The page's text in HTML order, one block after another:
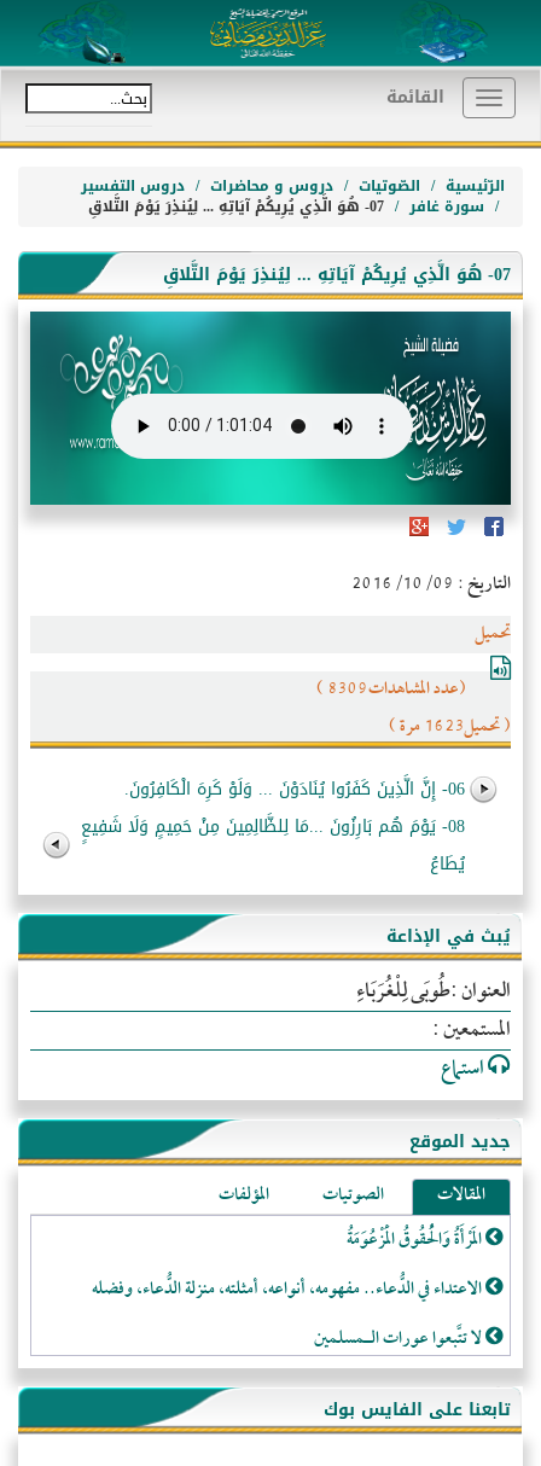
Toggle
navigation
القائمة
الرّئيسية الصّوتيات دروس و محاضرات دروس التفسير
سورة غافر 07- هُوَ الَّذِي يُرِيكُمْ آيَاتِهِ ... لِيُنذِرَ يَوْمَ التَّلاقِ
07- هُوَ الَّذِي يُرِيكُمْ آيَاتِهِ ... لِيُنذِرَ يَوْمَ التَّلاقِ
التاريخ : 2016/10/09
تحميل
(عدد المشاهدات8309 )
( تحميل1623 مرة )
06- إِنَّ الَّذِينَ كَفَرُوا يُنَادَوْنَ ... وَلَوْ كَرِهَ الْكَافِرُونَ.
08- يَوْمَ هُم بَارِزُونَ ...مَا لِلظَّالِمِينَ مِنْ حَمِيمٍ وَلَا شَفِيعٍ
يُطَاعُ
يُبث في الإذاعة
العنوان :طُوبَى لِلْغُرَبَاءِ
المستمعين :
استماع
جديد الموقع
المقالات الصوتيات
المؤلفات
المَرْأَةُ وَالْحُقُوقُ الْمَزْعُوَمَةُ
الاعتداء في الدُّعاء.. مفهومه، أنواعه، أمثلته، منزلة الدُّعاء، وفضله
لا تتَّبعوا عورات الـمسلمين
فقه النَّصيحة عند الصَّحابة الكرام رضي الله عنهم
لَا عِزَّةَ إِلَّا بِالإِسْلَامِ
تابعنا على الفايس بوك